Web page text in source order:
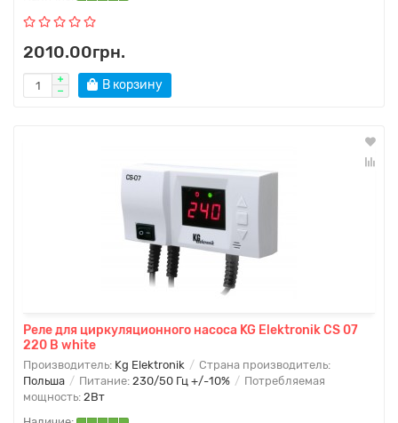
2010.00грн.
В корзину
Реле для циркуляционного насоса KG Elektronik CS 07
220 В white
Производитель: Kg Elektronik
Страна производитель:
Польша
Питание: 230/50 Гц +/-10%
Потребляемая
мощность: 2Вт